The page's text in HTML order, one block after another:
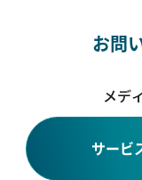
お問
メデ
サービ